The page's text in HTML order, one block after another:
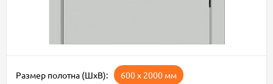
Размер полотна (ШxВ): 600 х 2000 мм